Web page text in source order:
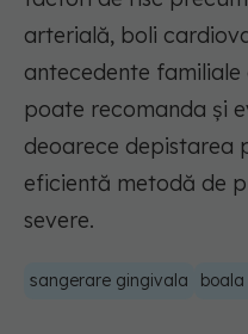
arterială, boli
antecedente
poate recomanda și
deoarece depistarea
eficientă metodă de
severe.
sangerare gingivala